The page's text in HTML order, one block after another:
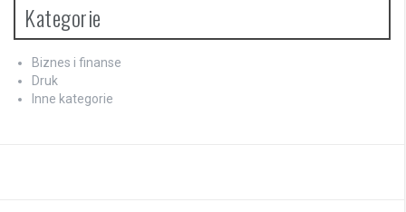
Kategorie
Biznes i finanse
Druk
Inne kategorie